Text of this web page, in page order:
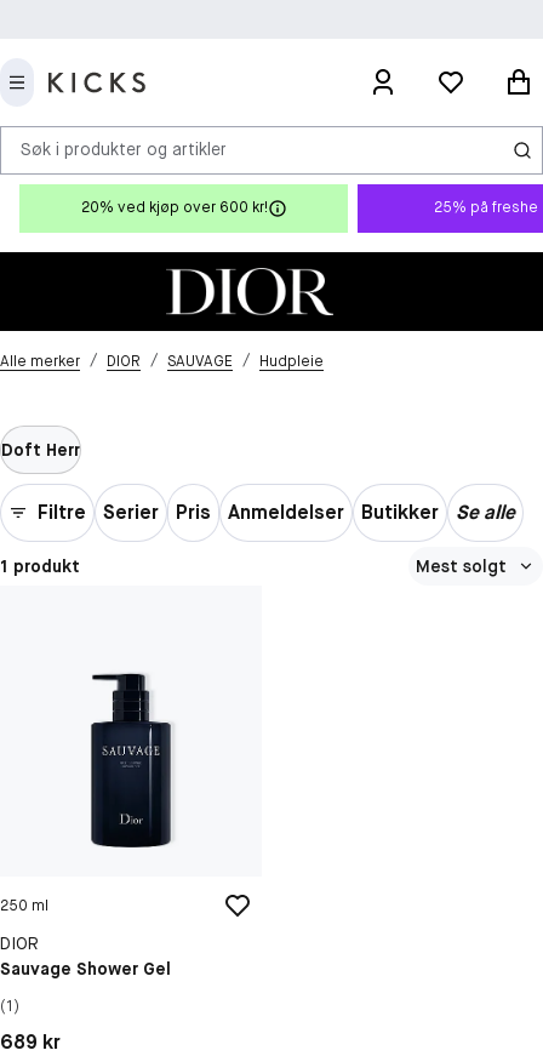
Søk i produkter og artikler
20% ved kjøp over 600 kr! 25% på freshe
Alle merker / DIOR / SAUVAGE / Hudpleie
Doft Herr
Filtre Serier Pris Anmeldelser Butikker Se alle
1 produkt Mest solgt
250 ml
DIOR
Sauvage Shower Gel
(1)
Pris: 689 kr
689 kr